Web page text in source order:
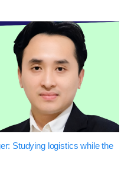
Studying logistics while the